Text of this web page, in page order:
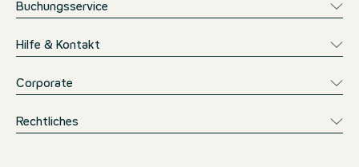
Buchungsservice
Hilfe & Kontakt
Corporate
Rechtliches